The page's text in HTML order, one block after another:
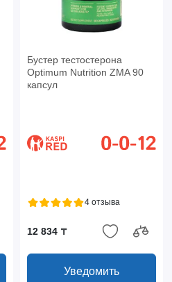
Бустер тестостерона
Optimum Nutrition ZMA 90
капсул
4 отзыва
12 834 ₸
Уведомить